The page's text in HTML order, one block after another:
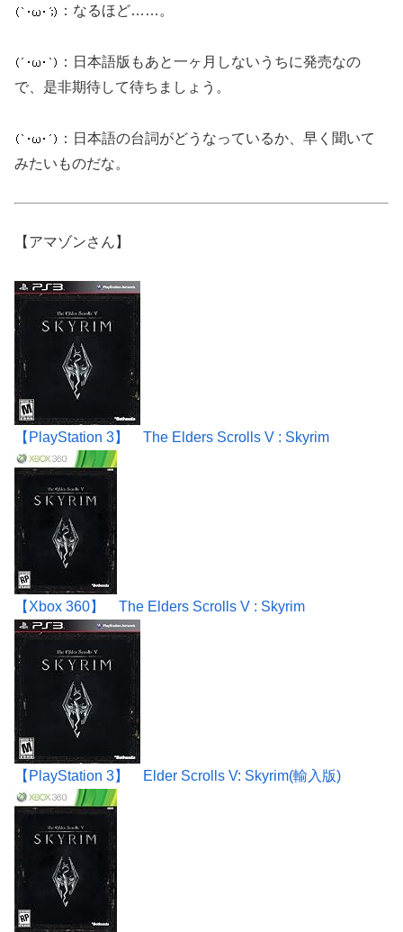
：なるほど……。
：日本語版もあと一ヶ月しないうちに発売なの
で、是非期待して待ちましょう。
：日本語の台詞がどうなっているか、早く聞いて
みたいものだな。
【アマゾンさん】
【PlayStation 3】 The Elders Scrolls V : Skyrim
【Xbox 360】 The Elders Scrolls V : Skyrim
【PlayStation 3】 Elder Scrolls V: Skyrim(輸入版)